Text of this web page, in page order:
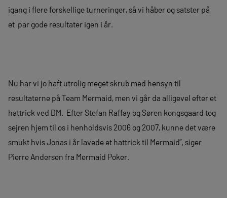
igang i flere forskellige turneringer, så vi håber og satster på
et par gode resultater igen i år.
Nu har vi jo haft utrolig meget skrub med hensyn til
resultaterne på Team Mermaid, men vi går da alligevel efter et
hattrick ved DM. Efter Stefan Raffay og Søren kongsgaard tog
sejren hjem til os i henholdsvis 2006 og 2007, kunne det være
smukt hvis Jonas i år lavede et hattrick til Mermaid”, siger
Pierre Andersen fra Mermaid Poker.